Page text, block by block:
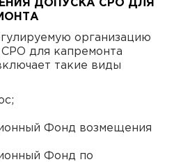
ДОПУСКА СРО ДЛЯ
организацию
СРО для капремонта
такие виды
Фонд возмещения
Фонд по